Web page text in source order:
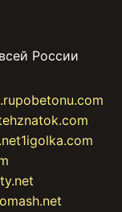
России
pobetonu.com
1igolka.com